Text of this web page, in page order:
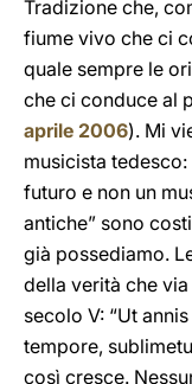
Tradizione che,
fiume vivo che ci
quale sempre le
che ci conduce al
aprile 2006). Mi
musicista
futuro e non un
antiche” sono
già possediamo.
della verità che
secolo V: “Ut
tempore,
così cresce.